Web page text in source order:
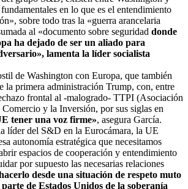
en lo que es el entendimiento
sobre todo tras la «guerra arancelaria
al «documento sobre seguridad donde
ha dejado de ser un aliado para
lamenta la líder socialista
de Washington con Europa, que también
la primera administración Trump, con, entre
frontal al -malogrado- TTPI (Asociación
Comercio y la Inversión, por sus siglas en
tener una voz firme», asegura García.
líder del S&D en la Eurocámara, la UE
autonomía estratégica que necesitamos
espacios de cooperación y entendimiento
por supuesto las necesarias relaciones
desde una situación de respeto muto
de Estados Unidos de la soberanía